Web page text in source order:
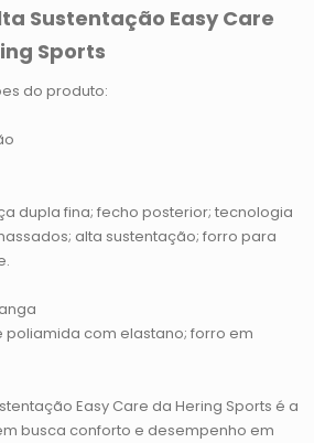
Sustentação Easy Care
Sports
do produto:
dupla fina; fecho posterior; tecnologia
alta sustentação; forro para
poliamida com elastano; forro em
Easy Care da Hering Sports é a
busca conforto e desempenho em